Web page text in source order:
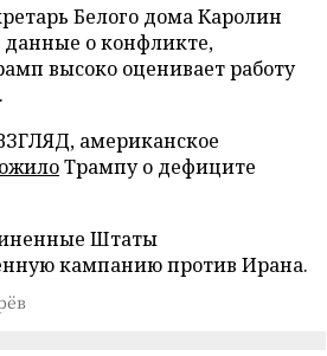
Белого дома Каролин
данные о конфликте,
высоко оценивает работу
американское
Трампу о дефиците
Штаты
кампанию против Ирана.